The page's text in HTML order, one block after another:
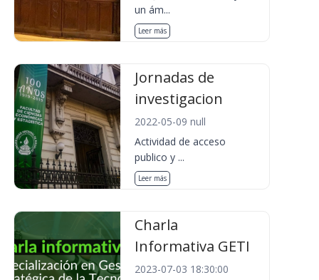
un ám...
Leer más
Jornadas de
investigacion
2022-05-09 null
Actividad de acceso
publico y ...
Leer más
Charla
Informativa GETI
2023-07-03 18:30:00